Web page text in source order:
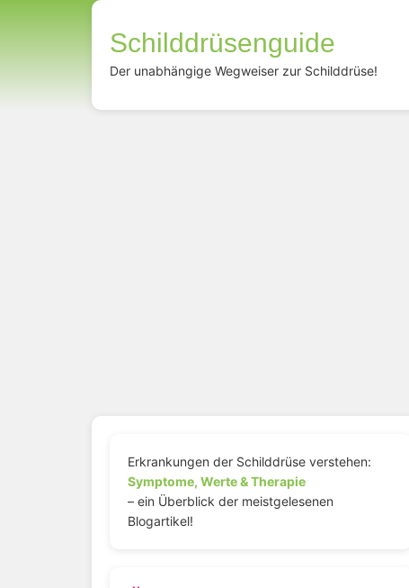
Schilddrüsenguide
Der unabhängige Wegweiser zur Schilddrüse!
Erkrankungen der Schilddrüse verstehen:
Symptome, Werte & Therapie
– ein Überblick der meistgelesenen
Blogartikel!